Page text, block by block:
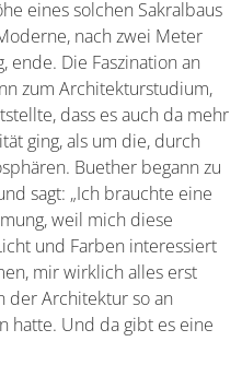
eines solchen Sakralbaus
nach zwei Meter
ende. Die Faszination an
zum Architekturstudium,
dass es auch da mehr
ging, als um die, durch
Buether begann zu
sagt: „Ich brauchte eine
weil mich diese
und Farben interessiert
mir wirklich alles erst
der Architektur so an
hatte. Und da gibt es eine